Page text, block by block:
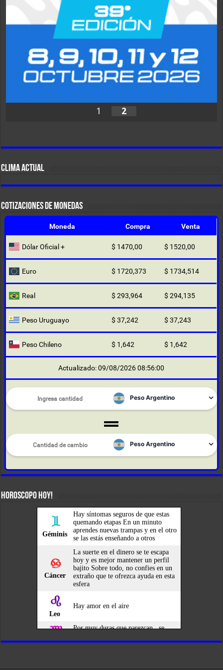
1 2
CLIMA ACTUAL
COTIZACIONES DE MONEDAS
Moneda Compra Venta
Dólar Oficial + $ 1470,00 $ 1520,00
Euro $ 1720,373 $ 1734,514
Real $ 293,964 $ 294,135
Peso Uruguayo $ 37,242 $ 37,243
Peso Chileno $ 1,642 $ 1,642
Actualizado: 09/08/2026 08:56:00
HOROSCOPO HOY!